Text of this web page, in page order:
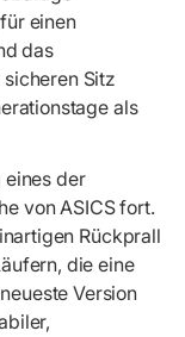
einen
das
Sitz
als
eines der
von ASICS fort.
Rückprall
die eine
Version